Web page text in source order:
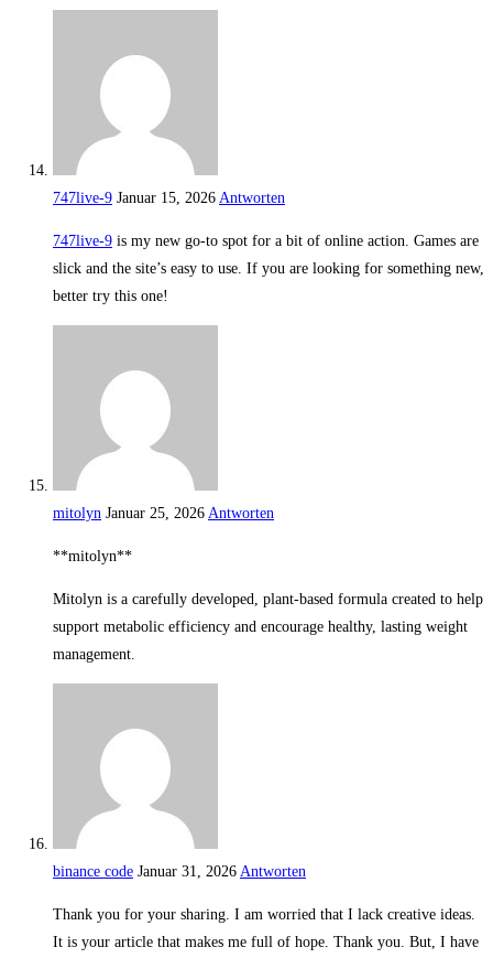
747live-9 Januar 15, 2026 Antworten
747live-9 is my new go-to spot for a bit of online action. Games are
slick and the site’s easy to use. If you are looking for something new,
better try this one!
mitolyn Januar 25, 2026 Antworten
**mitolyn**
Mitolyn is a carefully developed, plant-based formula created to help
support metabolic efficiency and encourage healthy, lasting weight
management.
binance code Januar 31, 2026 Antworten
Thank you for your sharing. I am worried that I lack creative ideas.
It is your article that makes me full of hope. Thank you. But, I have